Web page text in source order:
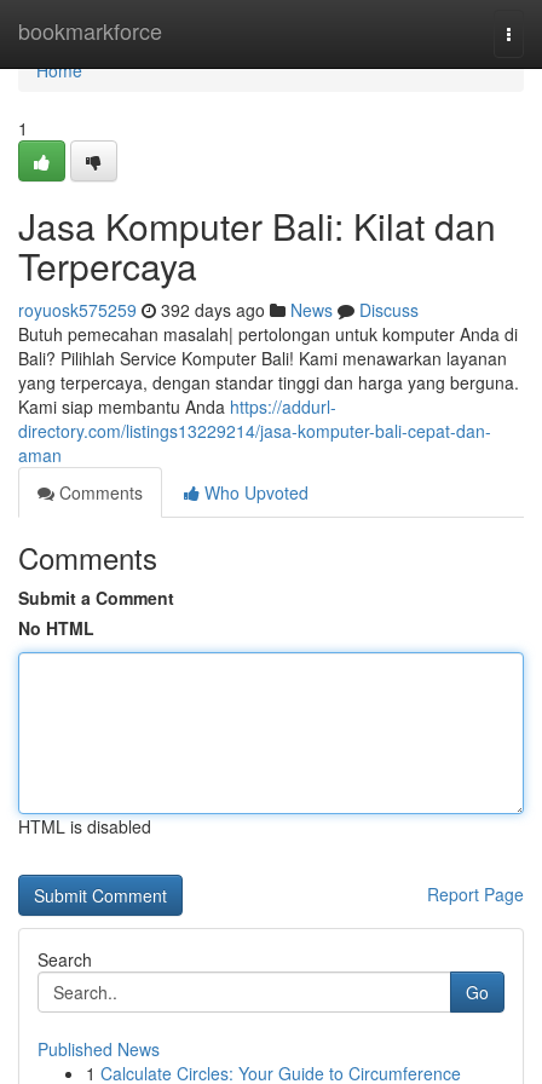
bookmarkforce
Home
Home
1
Jasa Komputer Bali: Kilat dan
Terpercaya
royuosk575259 392 days ago News
Discuss
Butuh pemecahan masalah| pertolongan untuk komputer Anda di
Bali? Pilihlah Service Komputer Bali! Kami menawarkan layanan
yang terpercaya, dengan standar tinggi dan harga yang berguna.
Kami siap membantu Anda https://addurl-
directory.com/listings13229214/jasa-komputer-bali-cepat-dan-
aman
Comments
Who Upvoted
Comments
Submit a Comment
No HTML
HTML is disabled
Report Page
Search
Go
Published News
1 Calculate Circles: Your Guide to Circumference